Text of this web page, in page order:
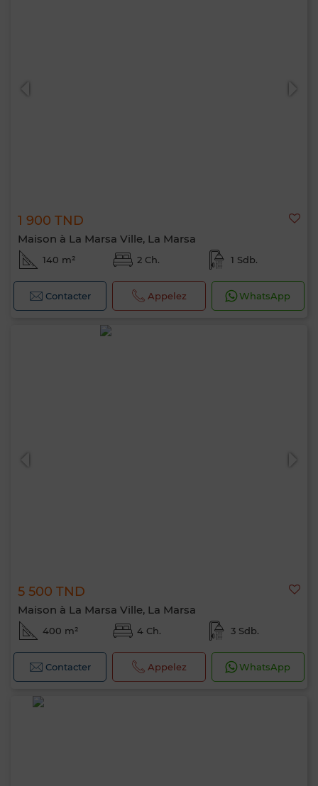
1 900 TND
Maison à La Marsa Ville, La Marsa
140 m² 2 Ch. 1 Sdb.
Contacter Appelez WhatsApp
5 500 TND
Maison à La Marsa Ville, La Marsa
400 m² 4 Ch. 3 Sdb.
Contacter Appelez WhatsApp